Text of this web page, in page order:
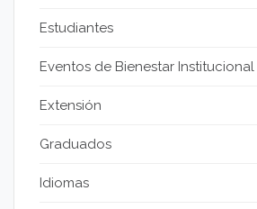
Estudiantes
Eventos de Bienestar Institucional
Extensión
Graduados
Idiomas